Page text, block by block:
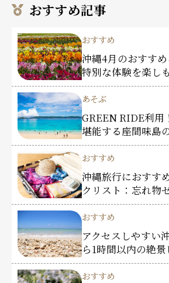
おすすめ記事
おすすめ
沖縄4月のおすす
特別な体験を楽し
あそぶ
GREEN RIDE利用
堪能する座間味島
おすすめ
沖縄旅行におすす
クリスト：忘れ物
おすすめ
アクセスしやすい
ら1時間以内の絶
おすすめ